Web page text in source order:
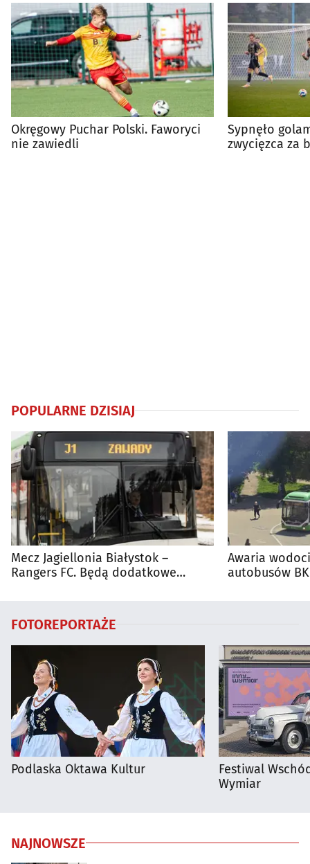
Okręgowy Puchar Polski. Faworyci
nie zawiedli
Sypnęło
zwycięzca za
POPULARNE DZISIAJ
Mecz Jagiellonia Białystok –
Rangers FC. Będą dodatkowe
Awaria
autobusów
FOTOREPORTAŻE
Podlaska Oktawa Kultur
Festiwal
Wymiar
NAJNOWSZE